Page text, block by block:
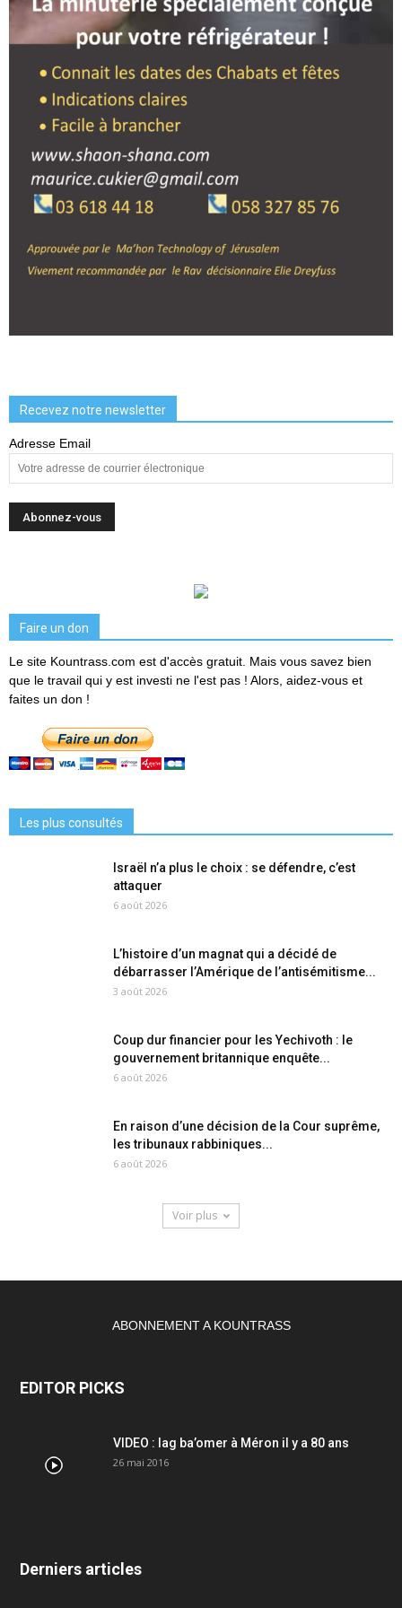
Recevez notre newsletter
Adresse Email
Faire un don
Le site Kountrass.com est d'accès gratuit. Mais vous savez bien
que le travail qui y est investi ne l'est pas ! Alors, aidez-vous et
faites un don !
Les plus consultés
Israël n’a plus le choix : se défendre, c’est
attaquer
6 août 2026
L’histoire d’un magnat qui a décidé de
débarrasser l’Amérique de l’antisémitisme...
3 août 2026
Coup dur financier pour les Yechivoth : le
gouvernement britannique enquête...
6 août 2026
En raison d’une décision de la Cour suprême,
les tribunaux rabbiniques...
6 août 2026
Voir plus
ABONNEMENT A KOUNTRASS
EDITOR PICKS
VIDEO : lag ba’omer à Méron il y a 80 ans
26 mai 2016
Derniers articles